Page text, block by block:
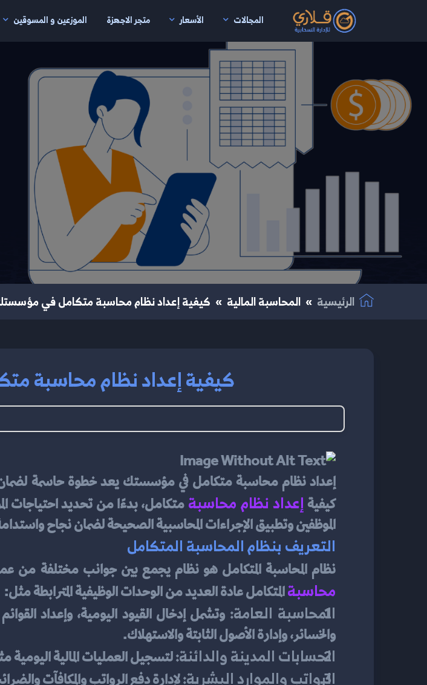
المجالات الأسعار متجر الاجهزة الموزعين و المسوقين
الرئيسية المحاسبة المالية كيفية إعداد نظام محاسبة متكامل في مؤسستك
كيفية إعداد نظام محاسبة
كيفية إعداد نظام محاسبة
الموظفين وتطبيق الإجراءات المحاسبية الصحيحة لضمان نجاح
التعريف بنظام المحاسبة المتكامل
نظام المحاسبة المتكامل هو نظام يجمع بين جوانب مختلفة من
محاسبة المتكامل عادة العديد من الوحدات الوظيفية المترابطة مثل:
المحاسبة العامة:
والخسائر، وإدارة الأصول الثابتة والاستهلاك.
الحسابات المدينة والدائنة: لتسجيل العمليات المالية اليومية
الرواتب والموارد البشرية: